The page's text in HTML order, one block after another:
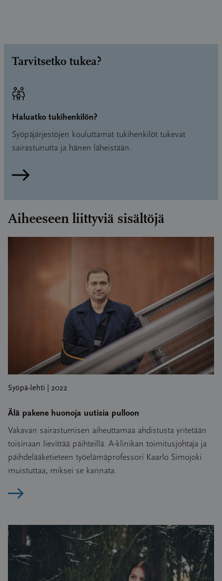
Tarvitsetko tukea?
Haluatko tukihenkilön?
Syöpäjärjestöjen kouluttamat tukihenkilöt tukevat
sairastunutta ja hänen läheistään.
Lue lisää
Aiheeseen liittyviä sisältöjä
Syöpä-lehti | 2022
Älä pakene huonoja uutisia pulloon
Vakavan sairastumisen aiheuttamaa ahdistusta yritetään
toisinaan lievittää päihteillä. A-klinikan toimitusjohtaja ja
päihdelääketieteen työelämäprofessori Kaarlo Simojoki
muistuttaa, miksei se kannata.
Lue artikkeli